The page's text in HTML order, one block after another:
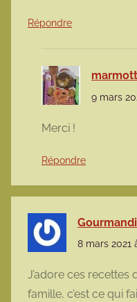
Répondre
9 mars
Merci !
Répondre
8 mars 2021
J’adore ces recettes
famille, c’est ce qui